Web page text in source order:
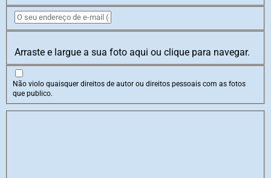
Arraste e largue a sua foto aqui ou clique para navegar.
Não violo quaisquer direitos de autor ou direitos pessoais com as fotos
que publico.